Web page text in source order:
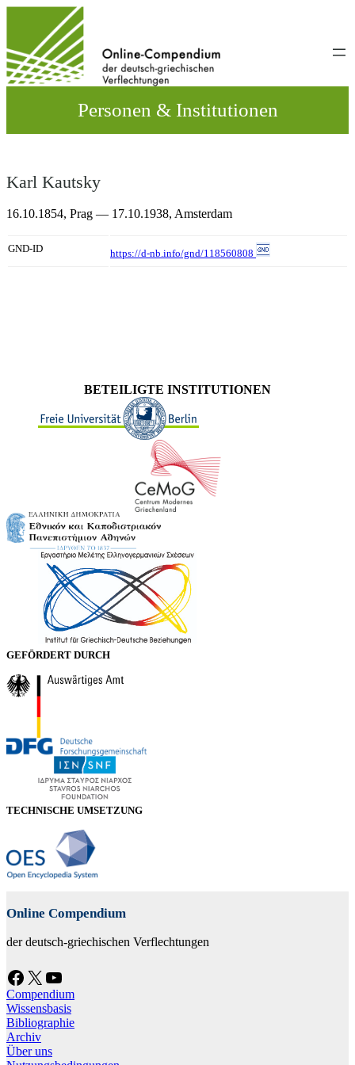
wechseln
Personen & Institutionen
Karl Kautsky
16.10.1854, Prag — 17.10.1938, Amsterdam
GND-ID https://d-nb.info/gnd/118560808
BETEILIGTE INSTITUTIONEN
GEFÖRDERT DURCH
TECHNISCHE UMSETZUNG
Online Compendium
der deutsch-griechischen Verflechtungen
Facebook X YouTube
Compendium
Wissensbasis
Bibliographie
Archiv
Über uns